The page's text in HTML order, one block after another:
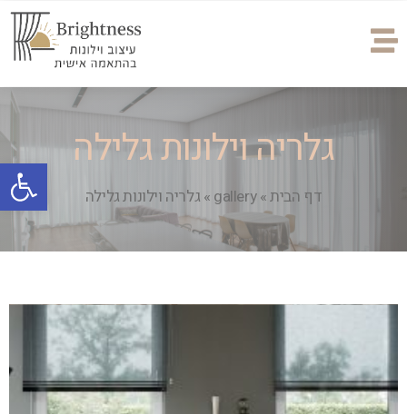
גלריה וילונות גלילה
דף הבית»
gallery
» גלריה וילונות גלילה